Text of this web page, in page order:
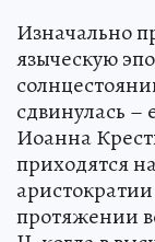
Изначально
языческую
сдвинулась –
Иоанна
приходятся
протяжении